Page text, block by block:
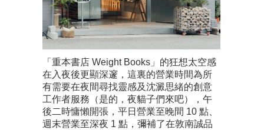
「重本書店 Weight Books」的狂想太空感
在入夜後更顯深邃，這裏的營業時間為所
有需要在夜間尋找靈感及沈澱思緒的創意
工作者服務（是的，夜貓子們來吧），午
後二時慵懶開張，平日營業至晚間 10 點、
週末營業至深夜 1 點，彌補了在敦南誠品